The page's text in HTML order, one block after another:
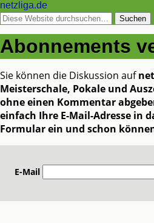
netzliga.de
Abonnements
Sie können die Diskussion auf
Meisterschale, Pokale und
ohne einen Kommentar
einfach Ihre E-Mail-Adresse in
Formular ein und schon
E-Mail